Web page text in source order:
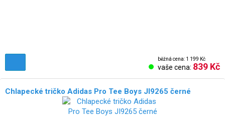
běžná cena: 1 199 Kč
vaše cena: 839 Kč
Chlapecké tričko Adidas Pro Tee Boys JI9265 černé